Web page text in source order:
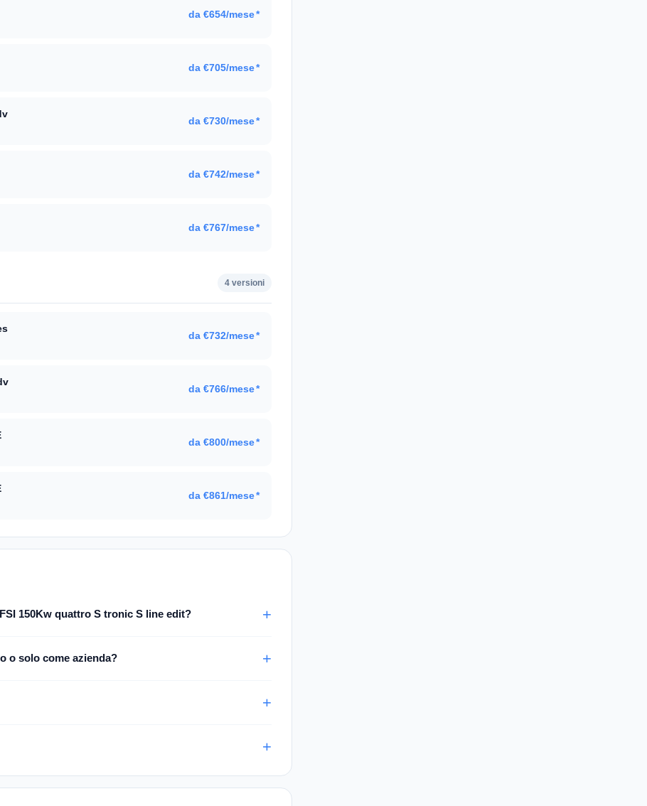
da €654/mese*
da €705/mese*
da €730/mese*
da €742/mese*
da €767/mese*
4 versioni
da €732/mese*
da €766/mese*
da €800/mese*
da €861/mese*
150Kw quattro S tronic S line edit?
o solo come azienda?